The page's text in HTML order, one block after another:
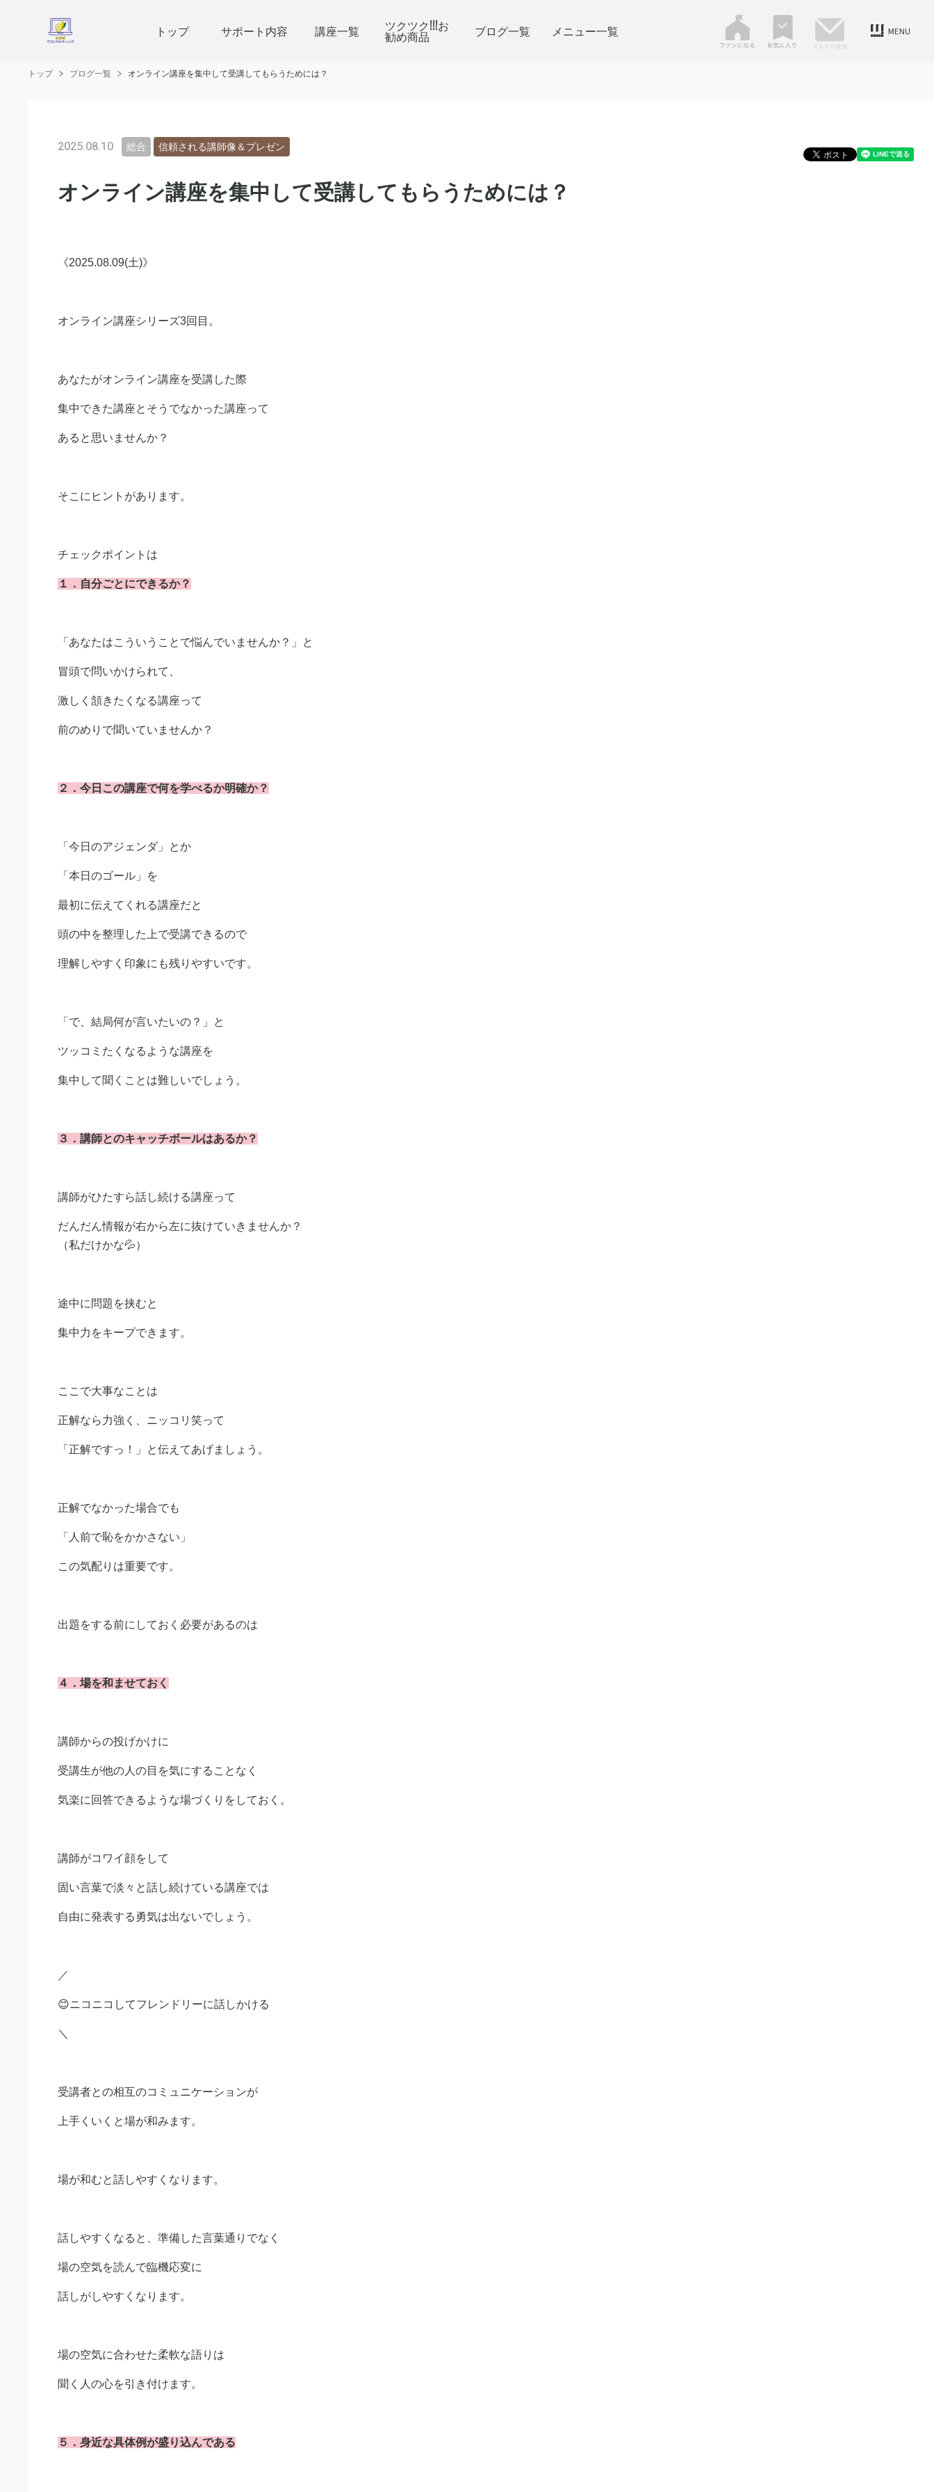
トップ サポート内容 講座一覧 ツクツク!!!お
勧め商品 ブログ一覧 メニュー一覧
トップ ブログ一覧 オンライン講座を集中して受講してもらうためには？
2025.08.10 総合 信頼される講師像＆プレゼン
オンライン講座を集中して受講してもらうためには？
《2025.08.09(土)》
オンライン講座シリーズ3回目。
あなたがオンライン講座を受講した際
集中できた講座とそうでなかった講座って
あると思いませんか？
そこにヒントがあります。
チェックポイントは
１．自分ごとにできるか？
「あなたはこういうことで悩んでいませんか？」と
冒頭で問いかけられて、
激しく頷きたくなる講座って
前のめりで聞いていませんか？
２．今日この講座で何を学べるか明確か？
「今日のアジェンダ」とか
「本日のゴール」を
最初に伝えてくれる講座だと
頭の中を整理した上で受講できるので
理解しやすく印象にも残りやすいです。
「で、結局何が言いたいの？」と
ツッコミたくなるような講座を
集中して聞くことは難しいでしょう。
３．講師とのキャッチボールはあるか？
講師がひたすら話し続ける講座って
だんだん情報が右から左に抜けていきませんか？
（私だけかな💦）
途中に問題を挟むと
集中力をキープできます。
ここで大事なことは
正解なら力強く、ニッコリ笑って
「正解ですっ！」と伝えてあげましょう。
正解でなかった場合でも
「人前で恥をかかさない」
この気配りは重要です。
出題をする前にしておく必要があるのは
４．場を和ませておく
講師からの投げかけに
受講生が他の人の目を気にすることなく
気楽に回答できるような場づくりをしておく。
講師がコワイ顔をして
固い言葉で淡々と話し続けている講座では
自由に発表する勇気は出ないでしょう。
／
😊ニコニコしてフレンドリーに話しかける
＼
受講者との相互のコミュニケーションが
上手くいくと場が和みます。
場が和むと話しやすくなります。
話しやすくなると、準備した言葉通りでなく
場の空気を読んで臨機応変に
話しがしやすくなります。
場の空気に合わせた柔軟な語りは
聞く人の心を引き付けます。
５．身近な具体例が盛り込んである